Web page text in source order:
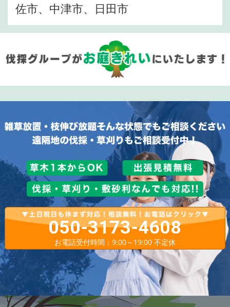
佐市、中津市、日田市
050-3173-4608
お電話受付時間：9:00～19:00 不定休